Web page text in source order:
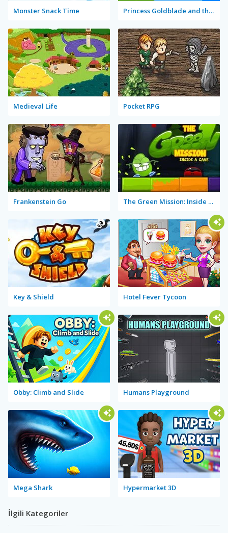
Monster Snack Time Princess Goldblade and the Dangerous Water
Medieval Life Pocket RPG
Frankenstein Go The Green Mission: Inside a Cave
Key & Shield Hotel Fever Tycoon
Obby: Climb and Slide Humans Playground
Mega Shark Hypermarket 3D
İlgili Kategoriler